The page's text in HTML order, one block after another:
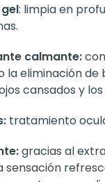
: limpia en
calmante:
eliminación de
cansados y
tratamiento
gracias al
sensación